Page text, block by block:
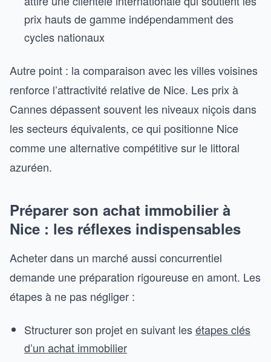
prix hauts de gamme indépendamment des
cycles nationaux
Autre point : la comparaison avec les villes voisines
renforce l’attractivité relative de Nice. Les prix à
Cannes dépassent souvent les niveaux niçois dans
les secteurs équivalents, ce qui positionne Nice
comme une alternative compétitive sur le littoral
azuréen.
Préparer son achat immobilier à
Nice : les réflexes indispensables
Acheter dans un marché aussi concurrentiel
demande une préparation rigoureuse en amont. Les
étapes à ne pas négliger :
Structurer son projet en suivant lesétapes clés
d’un achat immobilier